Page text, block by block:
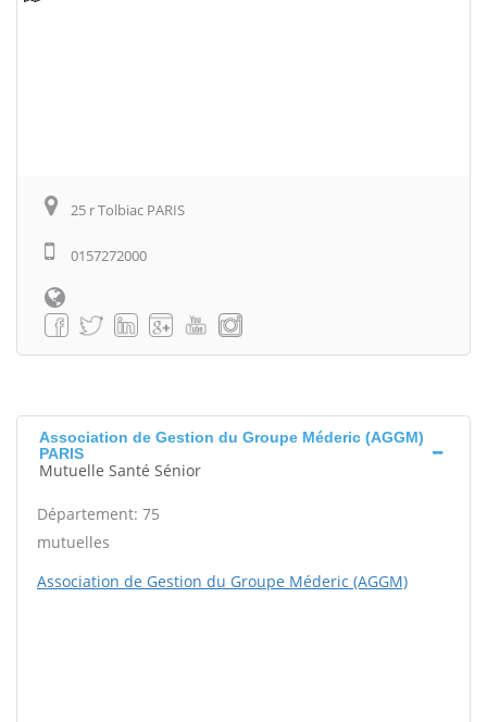
25 r Tolbiac PARIS
0157272000
Association de Gestion du Groupe Méderic (AGGM)
PARIS
Mutuelle Santé Sénior
Département: 75
mutuelles
Association de Gestion du Groupe Méderic (AGGM)